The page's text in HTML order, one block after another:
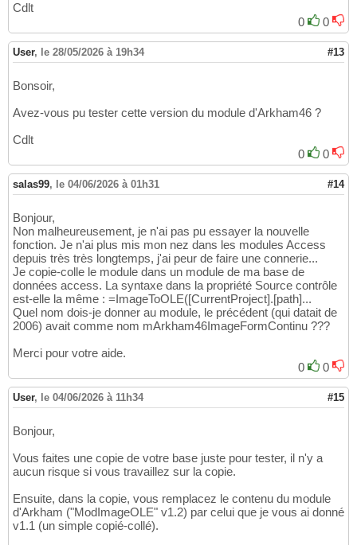
17
19
20
21
22
24
26
28
29
30
31
32
33
34
35
36
37
38
39
41
43
44
45
46
47
48
49
51
52
53
' Definition des variables non typees en
' Les elements des types doivent etre
#If VBA7 Then
Const
#Else
Const
' API
#If VBA7 Then
Private Declare PtrSafe Function
Private
Declare PtrSafe Function
Private Declare PtrSafe Function
Private Declare PtrSafe Function
Private Declare PtrSafe Function
Private Declare PtrSafe Function
Private
Declare PtrSafe Function
Private Declare PtrSafe Function DeleteDC
Private Declare PtrSafe Function
Private Declare
ReleaseDC
Private Declare PtrSafe Sub RtlMoveMemory
Private
Declare
Private Declare PtrSafe Function FillRect
#Else
Private Declare Function OleTranslateColor
Private
Function
Private
Declare Function SelectObject Lib
Private Declare Function GetObjectBmp Lib
Cdlt
0
0
User, le 28/05/2026 à 19h34 #13
Bonsoir,
Avez-vous pu tester cette version du module d'Arkham46 ?
Cdlt
0
0
salas99, le 04/06/2026 à 01h31 #14
Bonjour,
Non malheureusement, je n'ai pas pu essayer la nouvelle
fonction. Je n'ai plus mis mon nez dans les modules Access
depuis très très longtemps, j'ai peur de faire une connerie...
Je copie-colle le module dans un module de ma base de
données access. La syntaxe dans la propriété Source contrôle
est-elle la même : =ImageToOLE([CurrentProject].[path]...
Quel nom dois-je donner au module, le précédent (qui datait de
2006) avait comme nom mArkham46ImageFormContinu ???
Merci pour votre aide.
0
0
User, le 04/06/2026 à 11h34 #15
Bonjour,
Vous faites une copie de votre base juste pour tester, il n'y a
aucun risque si vous travaillez sur la copie.
Ensuite, dans la copie, vous remplacez le contenu du module
d'Arkham ("ModImageOLE" v1.2) par celui que je vous ai donné
v1.1 (un simple copié-collé).